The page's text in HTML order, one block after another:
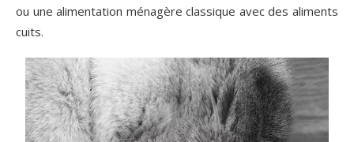
ou une alimentation ménagère classique avec des aliments
cuits.